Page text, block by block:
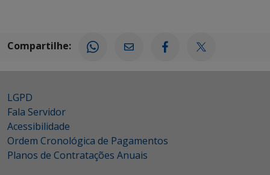
Compartilhe:
LGPD
Fala Servidor
Acessibilidade
Ordem Cronológica de Pagamentos
Planos de Contratações Anuais